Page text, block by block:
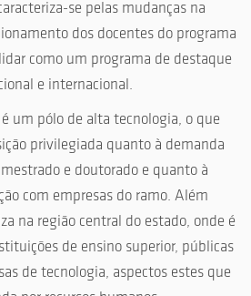
se pelas mudanças na
dos docentes do programa
como um programa de destaque
e internacional.
um pólo de alta tecnologia, o que
privilegiada quanto à demanda
e doutorado e quanto à
com empresas do ramo. Além
na região central do estado, onde é
de ensino superior, públicas
de tecnologia, aspectos estes que